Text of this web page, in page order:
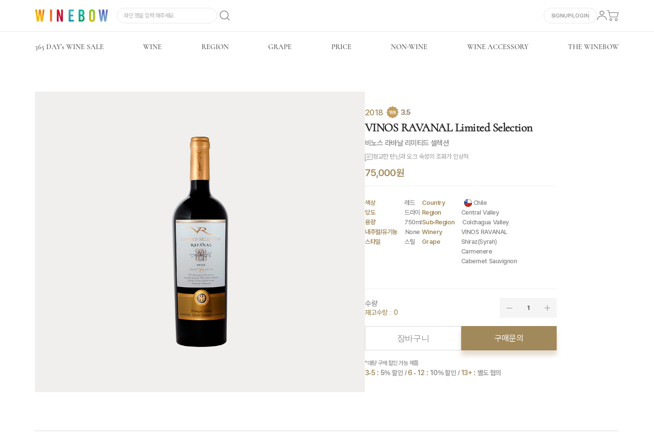
SIGNUP/LOGIN
365 DAY’s WINE SALE WINE REGION GRAPE PRICE NON-WINE WINE ACCESSORY THE WINEBOW
2018 3.5
VINOS RAVANAL Limited Selection
비노스 라바날 리미티드 셀렉션
정교한 탄닌과 오크 숙성의 조화가 인상적
75,000원
색상
레드
당도
드라이
용량
750ml
내추럴/유기농
None
스타일
스틸
Country
Chile
Region
Central Valley
Sub-Region
Colchagua Valley
Winery
VINOS RAVANAL
Grape
Shiraz(Syrah)
Carmenere
Cabernet Sauvignon
수량
재고수량 : 0
1
장바구니 구매문의
*대량 구매 할인 가능 제품
3-5 : 5% 할인 /6 - 12 : 10% 할인 /13+ : 별도 협의